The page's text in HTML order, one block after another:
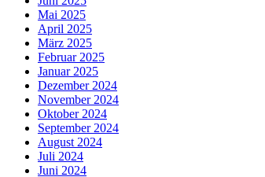
Mai 2025
April 2025
März 2025
Februar 2025
Januar 2025
Dezember 2024
November 2024
Oktober 2024
September 2024
August 2024
Juli 2024
Juni 2024